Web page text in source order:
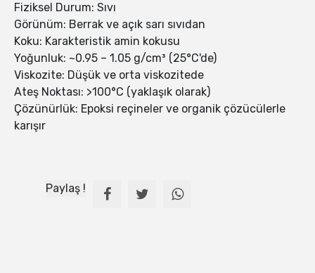
Fiziksel Durum: Sıvı
Görünüm: Berrak ve açık sarı sıvıdan
Koku: Karakteristik amin kokusu
Yoğunluk: ~0.95 – 1.05 g/cm³ (25°C'de)
Viskozite: Düşük ve orta viskozitede
Ateş Noktası: >100°C (yaklaşık olarak)
Çözünürlük: Epoksi reçineler ve organik çözücülerle
karışır
Paylaş !